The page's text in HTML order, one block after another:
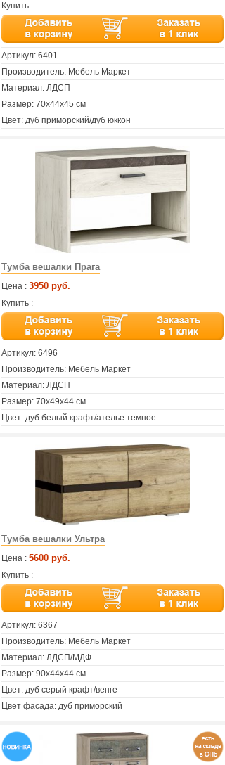
Купить :
Артикул: 6401
Производитель: Мебель Маркет
Материал: ЛДСП
Размер: 70х44х45 см
Цвет: дуб приморский/дуб юккон
Тумба вешалки Прага
Цена : 3950 руб.
Купить :
Артикул: 6496
Производитель: Мебель Маркет
Материал: ЛДСП
Размер: 70х49х44 см
Цвет: дуб белый крафт/ателье темное
Тумба вешалки Ультра
Цена : 5600 руб.
Купить :
Артикул: 6367
Производитель: Мебель Маркет
Материал: ЛДСП/МДФ
Размер: 90х44х44 см
Цвет: дуб серый крафт/венге
Цвет фасада: дуб приморский